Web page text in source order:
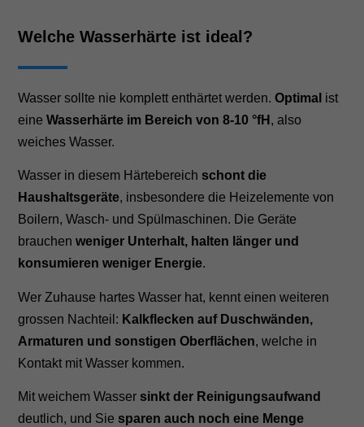
Welche Wasserhärte ist ideal?
Wasser sollte nie komplett enthärtet werden.Optimal ist
eineWasserhärte im Bereich von 8-10 °fH , also
weiches Wasser.
Wasser in diesem Härtebereich schont die
Haushaltsgeräte, insbesondere die Heizelemente von
Boilern, Wasch- und Spülmaschinen. Die Geräte
brauchenweniger Unterhalt, halten länger und
konsumieren weniger Energie.
Wer Zuhause hartes Wasser hat, kennt einen weiteren
grossen Nachteil: Kalkflecken auf Duschwänden,
Armaturen und sonstigen Oberflächen, welche in
Kontakt mit Wasser kommen.
Mit weichem Wasser sinkt der Reinigungsaufwand
deutlich, und Sie sparen auch noch eine Menge